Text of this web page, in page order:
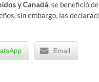
y Canadá, se benefició
sin embargo, las
Email